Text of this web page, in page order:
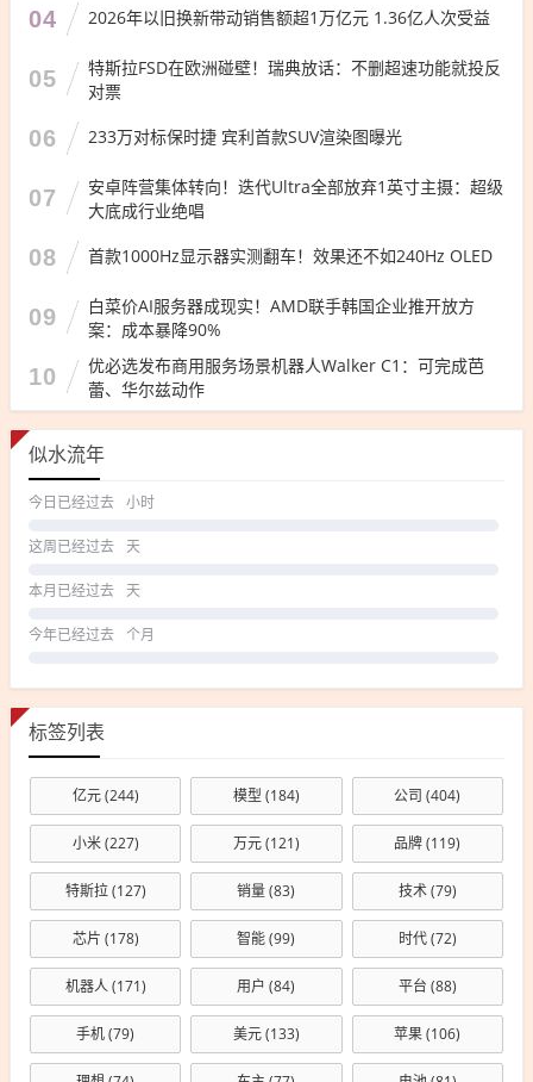
04 2026年以旧换新带动销售额超1万亿元 1.36亿人次受益
05
特斯拉FSD在欧洲碰壁！瑞典放话：不删超速功能就投反
对票
06 233万对标保时捷 宾利首款SUV渲染图曝光
07
安卓阵营集体转向！迭代Ultra全部放弃1英寸主摄：超级
大底成行业绝唱
08 首款1000Hz显示器实测翻车！效果还不如240Hz OLED
09
白菜价AI服务器成现实！AMD联手韩国企业推开放方
案：成本暴降90%
10
优必选发布商用服务场景机器人Walker C1：可完成芭
蕾、华尔兹动作
似水流年
今日已经过去 小时
这周已经过去 天
本月已经过去 天
今年已经过去 个月
标签列表
亿元(244) 模型 (184) 公司 (404)
小米(227) 万元(121) 品牌(119)
特斯拉(127) 销量(83) 技术(79)
芯片 (178) 智能(99) 时代(72)
机器人(171) 用户 (84) 平台 (88)
手机(79) 美元(133) 苹果(106)